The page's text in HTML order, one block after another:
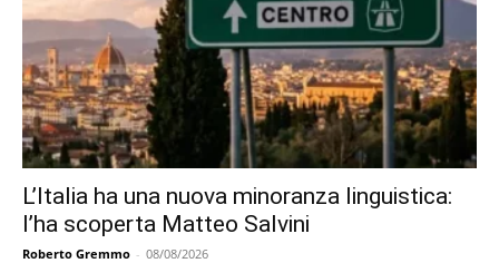
L’Italia ha una nuova minoranza linguistica:
l’ha scoperta Matteo Salvini
Roberto Gremmo - 08/08/2026